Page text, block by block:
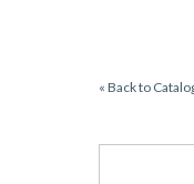
« Back to